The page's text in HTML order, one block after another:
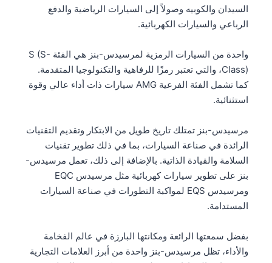
السيدان والكوبيه وصولاً إلى السيارات الرياضية والدفع
الرباعي والسيارات الكهربائية.
واحدة من السيارات الرمزية لمرسيدس-بنز هي الفئة S (S-
Class)، والتي تعتبر رمزًا للرفاهية والتكنولوجيا المتقدمة.
كما تشمل الفئة الفرعية AMG سيارات ذات أداء عالي وقوة
استثنائية.
مرسيدس-بنز تمتلك تاريخ طويل من الابتكار وتقديم التقنيات
الرائدة في صناعة السيارات، بما في ذلك تطوير تقنيات
السلامة والقيادة الذاتية. بالإضافة إلى ذلك، تعمل مرسيدس-
بنز على تطوير سيارات كهربائية مثل مرسيدس EQC
ومرسيدس EQS لمواكبة التطورات في صناعة السيارات
المستدامة.
بفضل سمعتها الرائعة ومكانتها البارزة في عالم الفخامة
والأداء، تظل مرسيدس-بنز واحدة من أبرز العلامات التجارية